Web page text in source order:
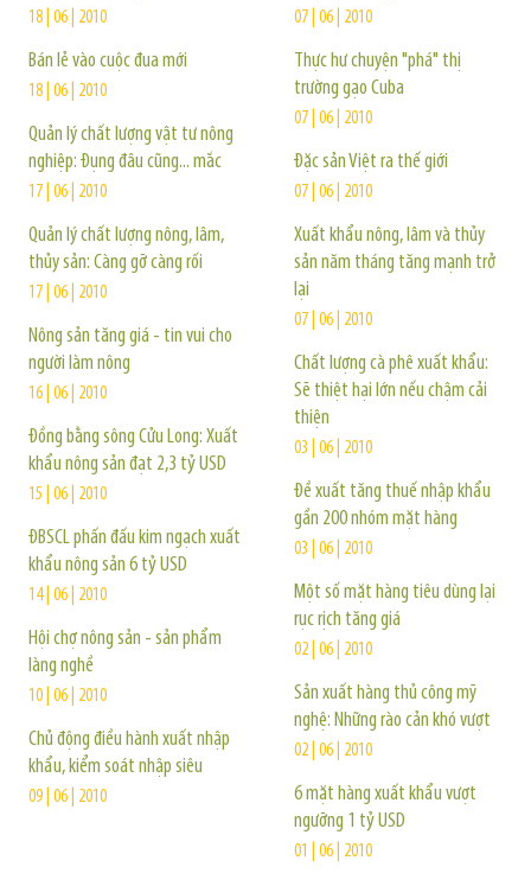
18 | 06 | 2010
Bán lẻ vào cuộc đua mới
18 | 06 | 2010
Quản lý chất lượng vật tư nông
nghiệp: Đụng đâu cũng... mắc
17 | 06 | 2010
Quản lý chất lượng nông, lâm,
thủy sản: Càng gỡ càng rối
17 | 06 | 2010
Nông sản tăng giá - tin vui cho
người làm nông
16 | 06 | 2010
Đồng bằng sông Cửu Long: Xuất
khẩu nông sản đạt 2,3 tỷ USD
15 | 06 | 2010
ÐBSCL phấn đấu kim ngạch xuất
khẩu nông sản 6 tỷ USD
14 | 06 | 2010
Hội chợ nông sản - sản phẩm
làng nghề
10 | 06 | 2010
Chủ động điều hành xuất nhập
khẩu, kiểm soát nhập siêu
09 | 06 | 2010
07 | 06 | 2010
Thực hư chuyện "phá" thị
trường gạo Cuba
07 | 06 | 2010
Đặc sản Việt ra thế giới
07 | 06 | 2010
Xuất khẩu nông, lâm và thủy
sản năm tháng tăng mạnh trở
lại
07 | 06 | 2010
Chất lượng cà phê xuất khẩu:
Sẽ thiệt hại lớn nếu chậm cải
thiện
03 | 06 | 2010
Đề xuất tăng thuế nhập khẩu
gần 200 nhóm mặt hàng
03 | 06 | 2010
Một số mặt hàng tiêu dùng lại
rục rịch tăng giá
02 | 06 | 2010
Sản xuất hàng thủ công mỹ
nghệ: Những rào cản khó vượt
02 | 06 | 2010
6 mặt hàng xuất khẩu vượt
ngưỡng 1 tỷ USD
01 | 06 | 2010